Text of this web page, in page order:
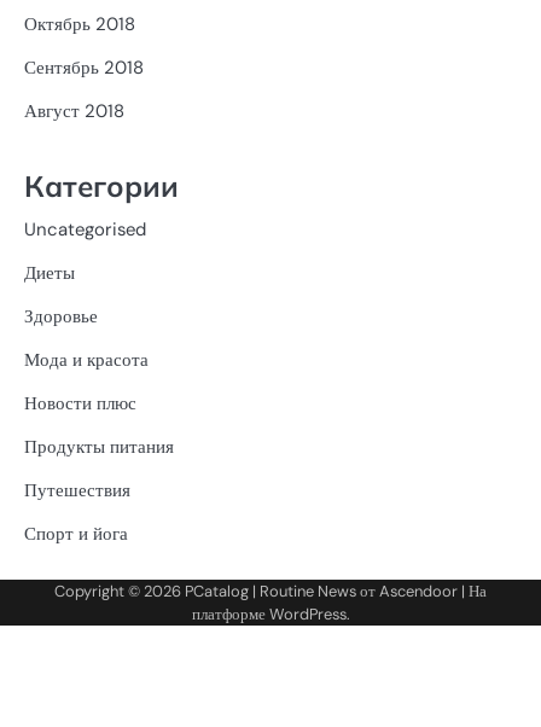
Октябрь 2018
Сентябрь 2018
Август 2018
Категории
Uncategorised
Диеты
Здоровье
Мода и красота
Новости плюс
Продукты питания
Путешествия
Спорт и йога
Copyright © 2026 PCatalog | Routine News отAscendoor | На
платформеWordPress.